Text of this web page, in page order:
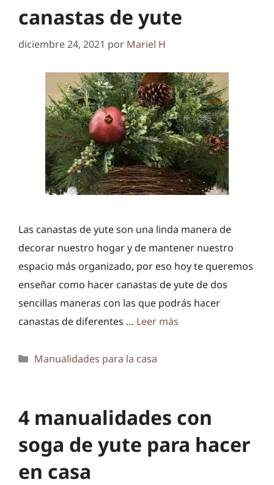
canastas de yute
diciembre 24, 2021 por Mariel H
Las canastas de yute son una linda manera de
decorar nuestro hogar y de mantener nuestro
espacio más organizado, por eso hoy te queremos
enseñar como hacer canastas de yute de dos
sencillas maneras con las que podrás hacer
canastas de diferentes … Leer más
Categorías
Manualidades para la casa
4 manualidades con
soga de yute para hacer
en casa